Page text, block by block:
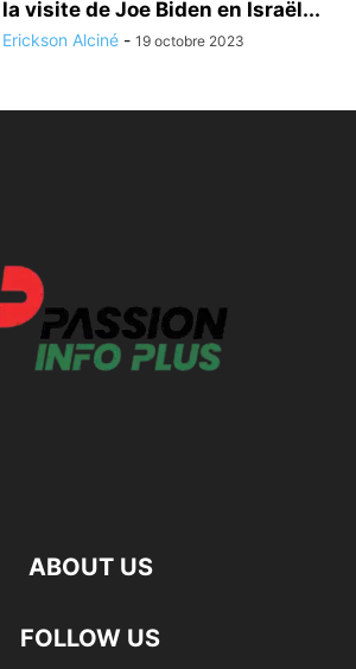
la visite de Joe Biden en Israël...
Erickson Alciné - 19 octobre 2023
ABOUT US
FOLLOW US